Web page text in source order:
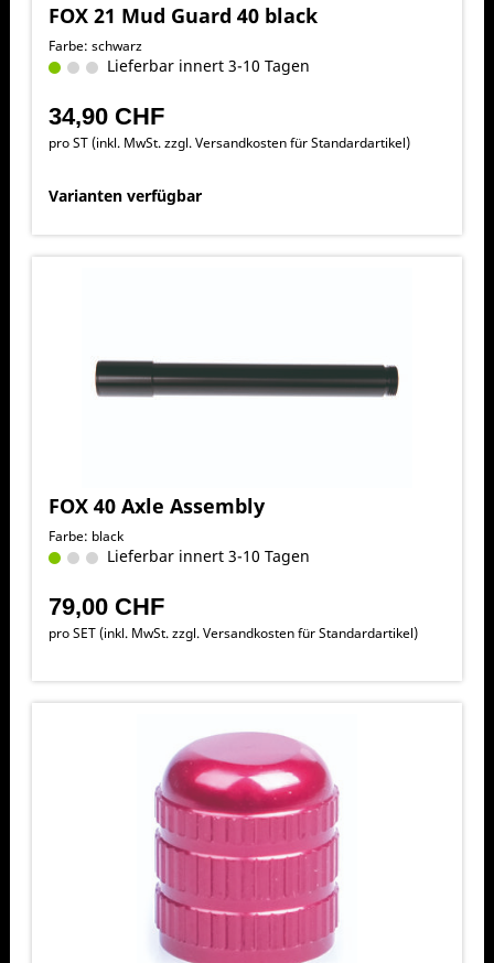
FOX 21 Mud Guard 40 black
Farbe: schwarz
Lieferbar innert 3-10 Tagen
34,90 CHF
pro ST (inkl. MwSt. zzgl.Versandkosten für Standardartikel)
Varianten verfügbar
FOX 40 Axle Assembly
Farbe: black
Lieferbar innert 3-10 Tagen
79,00 CHF
pro SET (inkl. MwSt. zzgl.Versandkosten für Standardartikel)